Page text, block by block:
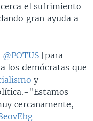
el sufrimiento
gran ayuda a
@POTUS [para
los demócratas que
y
"Estamos
cercanamente,